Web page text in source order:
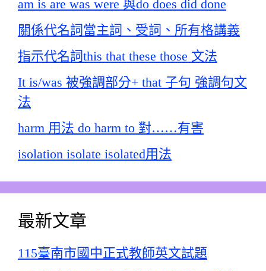
am is are was were 與do does did done
關係代名詞當主詞、受詞、所有格講義
指示代名詞this that these those 文法
It is/was 被強調部分+ that 子句 強調句文
法
harm 用法 do harm to 對……有害
isolation isolate isolated用法
最新文章
115臺南市國中正式教師英文試題